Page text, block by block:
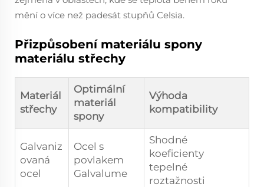
mění o více než padesát stupňů Celsia.
Přizpůsobení materiálu spony
materiálu střechy
Materiál
střechy
Optimální
materiál
spony
Výhoda
kompatibility
Galvaniz
ovaná
ocel
Ocel s
povlakem
Galvalume
Shodné
koeficienty
tepelné
roztažnosti